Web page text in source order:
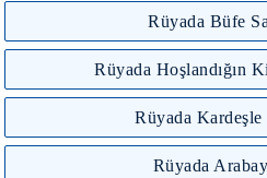
Rüyada Büfe
Rüyada Hoşlandığın
Rüyada Kardeşle
Rüyada